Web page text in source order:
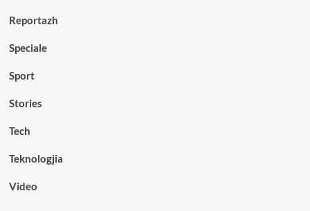
Reportazh
Speciale
Sport
Stories
Tech
Teknologjia
Video